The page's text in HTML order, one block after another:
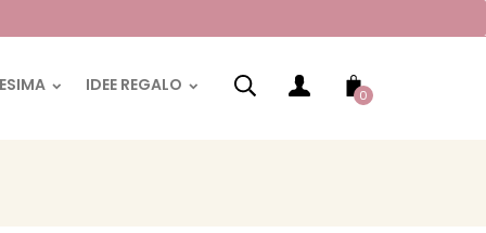
IDEE REGALO 0